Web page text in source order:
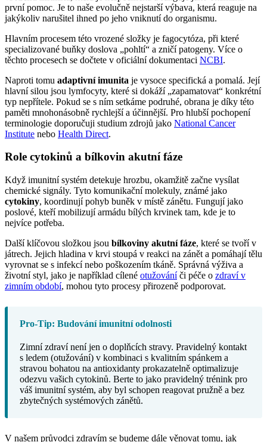
první pomoc. Je to naše evolučně nejstarší výbava, která reaguje na
jakýkoliv narušitel ihned po jeho vniknutí do organismu.
Hlavním procesem této vrozené složky je fagocytóza, při které
specializované buňky doslova „pohltí“ a zničí patogeny. Více o
těchto procesech se dočtete v oficiální dokumentaci NCBI.
Naproti tomu adaptivní imunita je vysoce specifická a pomalá. Její
hlavní silou jsou lymfocyty, které si dokáží „zapamatovat“ konkrétní
typ nepřítele. Pokud se s ním setkáme podruhé, obrana je díky této
paměti mnohonásobně rychlejší a účinnější. Pro hlubší pochopení
terminologie doporučuji studium zdrojů jako National Cancer
Institute nebo Health Direct.
Role cytokinů a bílkovin akutní fáze
Když imunitní systém detekuje hrozbu, okamžitě začne vysílat
chemické signály. Tyto komunikační molekuly, známé jako
cytokiny, koordinují pohyb buněk v místě zánětu. Fungují jako
poslové, kteří mobilizují armádu bílých krvinek tam, kde je to
nejvíce potřeba.
Další klíčovou složkou jsou bílkoviny akutní fáze, které se tvoří v
játrech. Jejich hladina v krvi stoupá v reakci na zánět a pomáhají tělu
vyrovnat se s infekcí nebo poškozením tkáně. Správná výživa a
životní styl, jako je například cílené otužováníči péče o zdraví v
zimním období, mohou tyto procesy přirozeně podporovat.
Pro-Tip: Budování imunitní odolnosti
Zimní zdraví není jen o doplňcích stravy. Pravidelný kontakt
s ledem (otužování) v kombinaci s kvalitním spánkem a
stravou bohatou na antioxidanty prokazatelně optimalizuje
odezvu vašich cytokinů. Berte to jako pravidelný trénink pro
váš imunitní systém, aby byl schopen reagovat pružně a bez
zbytečných systémových zánětů.
V našem průvodci zdravím se budeme dále věnovat tomu, jak